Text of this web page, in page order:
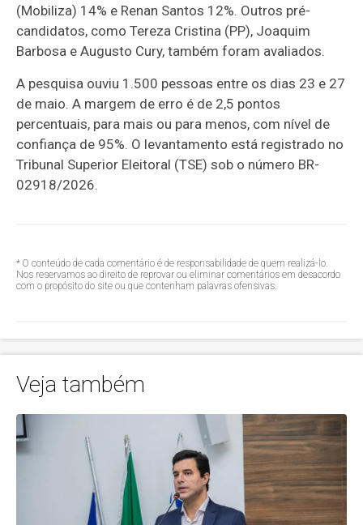
(Mobiliza) 14% e Renan Santos 12%. Outros pré-
candidatos, como Tereza Cristina (PP), Joaquim
Barbosa e Augusto Cury, também foram avaliados.
A pesquisa ouviu 1.500 pessoas entre os dias 23 e 27
de maio. A margem de erro é de 2,5 pontos
percentuais, para mais ou para menos, com nível de
confiança de 95%. O levantamento está registrado no
Tribunal Superior Eleitoral (TSE) sob o número BR-
02918/2026.
* O conteúdo de cada comentário é de responsabilidade de quem realizá-lo.
Nos reservamos ao direito de reprovar ou eliminar comentários em desacordo
com o propósito do site ou que contenham palavras ofensivas.
Veja também